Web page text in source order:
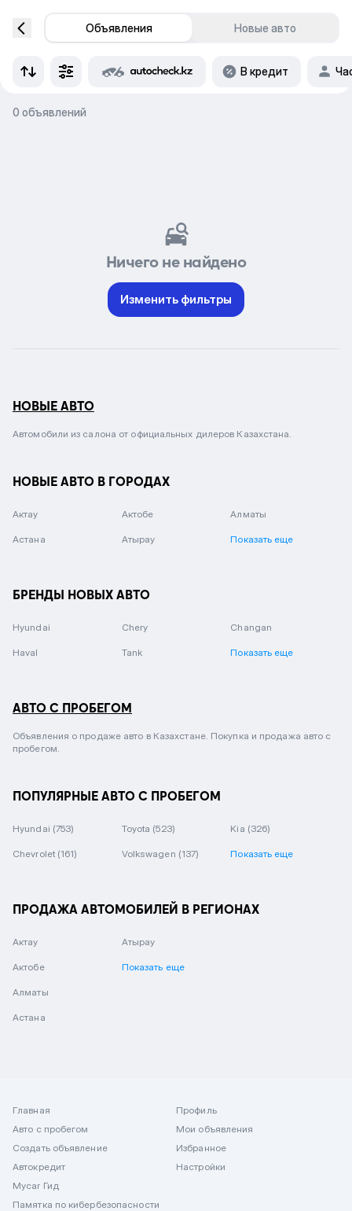
Объявления Новые авто
В кредит
0 объявлений
Ничего не найдено
Изменить фильтры
НОВЫЕ АВТО
Автомобили из салона от официальных дилеров Казахстана.
НОВЫЕ АВТО В ГОРОДАХ
Актау Актобе Алматы
Астана Атырау Показать еще
БРЕНДЫ НОВЫХ АВТО
Hyundai Chery Changan
Haval Tank Показать еще
АВТО С ПРОБЕГОМ
Объявления о продаже авто в Казахстане. Покупка и продажа авто с
пробегом.
ПОПУЛЯРНЫЕ АВТО С ПРОБЕГОМ
Hyundai (753) Toyota (523) Kia (326)
Chevrolet (161) Volkswagen (137) Показать еще
ПРОДАЖА АВТОМОБИЛЕЙ В РЕГИОНАХ
Актау
Актобе
Алматы
Астана
Атырау
Показать еще
Главная
Авто с пробегом
Создать объявление
Автокредит
Mycar Гид
Памятка по кибербезопасности
Профиль
Мои объявления
Избранное
Настройки